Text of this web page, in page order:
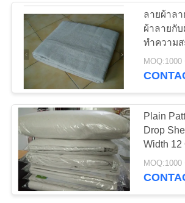
PE Tarpaulin
ผ้าขนหนูชาครัว
ลายผ้าล
ผ้าลายกับ
ทำความส
กลับมาใช้
Plain
Drop
Width 12
เฟอร์นิเจอ